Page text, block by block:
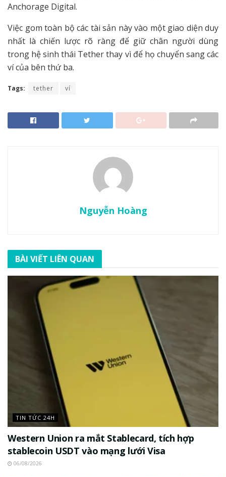
Anchorage Digital.
Việc gom toàn bộ các tài sản này vào một giao diện duy
nhất là chiến lược rõ ràng để giữ chân người dùng
trong hệ sinh thái Tether thay vì để họ chuyển sang các
ví của bên thứ ba.
Tags: tether ví
Nguyễn Hoàng
BÀI VIẾT LIÊN QUAN
TIN TỨC 24H
Western Union ra mắt Stablecard, tích hợp
stablecoin USDT vào mạng lưới Visa
06/08/2026